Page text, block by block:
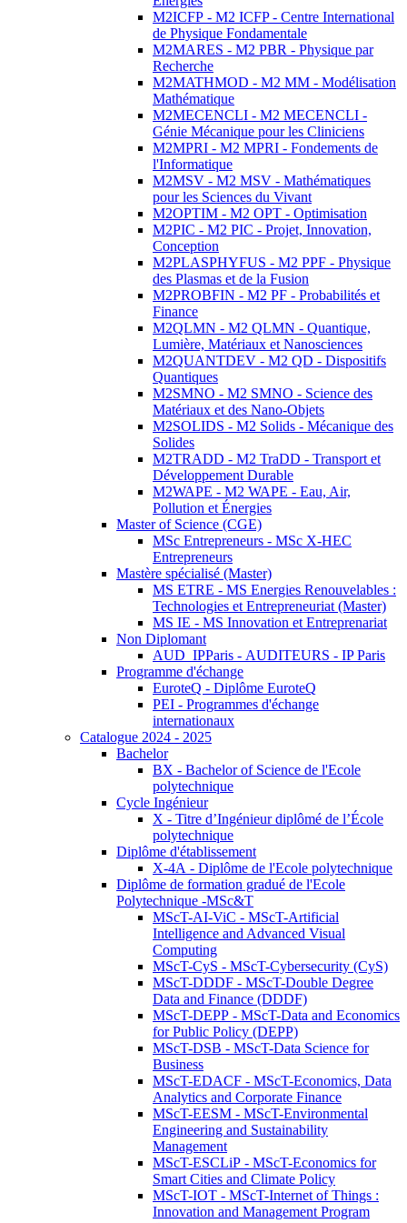
M2ICFP - M2 ICFP - Centre International
de Physique Fondamentale
M2MARES - M2 PBR - Physique par
Recherche
M2MATHMOD - M2 MM - Modélisation
Mathématique
M2MECENCLI - M2 MECENCLI -
Génie Mécanique pour les Cliniciens
M2MPRI - M2 MPRI - Fondements de
l'Informatique
M2MSV - M2 MSV - Mathématiques
pour les Sciences du Vivant
M2OPTIM - M2 OPT - Optimisation
M2PIC - M2 PIC - Projet, Innovation,
Conception
M2PLASPHYFUS - M2 PPF - Physique
des Plasmas et de la Fusion
M2PROBFIN - M2 PF - Probabilités et
Finance
M2QLMN - M2 QLMN - Quantique,
Lumière, Matériaux et Nanosciences
M2QUANTDEV - M2 QD - Dispositifs
Quantiques
M2SMNO - M2 SMNO - Science des
Matériaux et des Nano-Objets
M2SOLIDS - M2 Solids - Mécanique des
Solides
M2TRADD - M2 TraDD - Transport et
Développement Durable
M2WAPE - M2 WAPE - Eau, Air,
Pollution et Énergies
Master of Science (CGE)
MSc Entrepreneurs - MSc X-HEC
Entrepreneurs
Mastère spécialisé (Master)
MS ETRE - MS Energies Renouvelables :
Technologies et Entrepreneuriat (Master)
MS IE - MS Innovation et Entreprenariat
Non Diplomant
AUD_IPParis - AUDITEURS - IP Paris
Programme d'échange
EuroteQ - Diplôme EuroteQ
PEI - Programmes d'échange
internationaux
Catalogue 2024 - 2025
Bachelor
BX - Bachelor of Science de l'Ecole
polytechnique
Cycle Ingénieur
X - Titre d’Ingénieur diplômé de l’École
polytechnique
Diplôme d'établissement
X-4A - Diplôme de l'Ecole polytechnique
Diplôme de formation gradué de l'Ecole
Polytechnique -MSc&T
MScT-AI-ViC - MScT-Artificial
Intelligence and Advanced Visual
Computing
MScT-CyS - MScT-Cybersecurity (CyS)
MScT-DDDF - MScT-Double Degree
Data and Finance (DDDF)
MScT-DEPP - MScT-Data and Economics
for Public Policy (DEPP)
MScT-DSB - MScT-Data Science for
Business
MScT-EDACF - MScT-Economics, Data
Analytics and Corporate Finance
MScT-EESM - MScT-Environmental
Engineering and Sustainability
Management
MScT-ESCLiP - MScT-Economics for
Smart Cities and Climate Policy
MScT-IOT - MScT-Internet of Things :
Innovation and Management Program